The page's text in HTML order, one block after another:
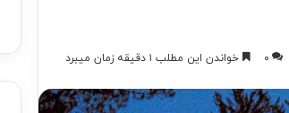
۰ خواندن این مطلب ۱ دقیقه زمان میبرد